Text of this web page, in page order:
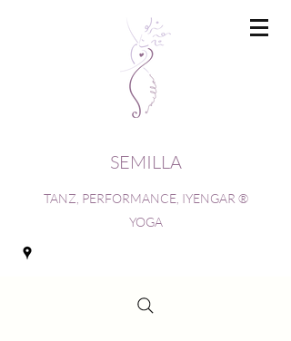
SEMILLA
TANZ, PERFORMANCE, IYENGAR ®
YOGA